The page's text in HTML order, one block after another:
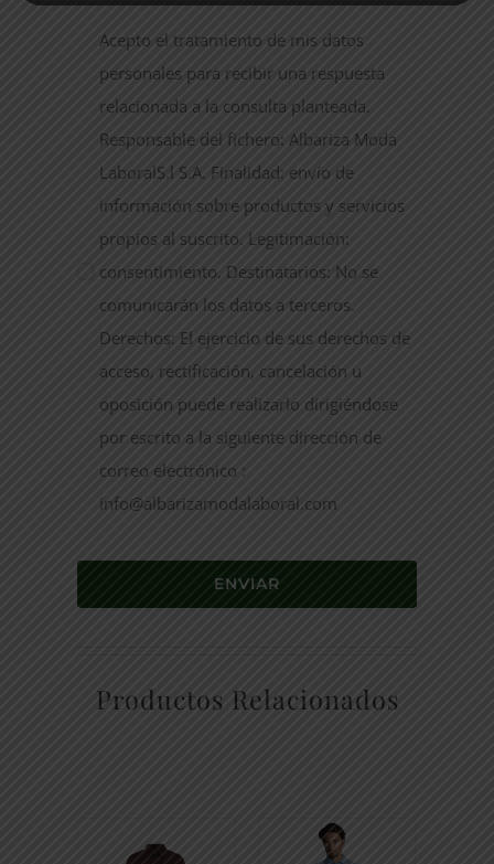
Acepto el tratamiento de mis datos
personales para recibir una respuesta
relacionada a la consulta planteada.
Responsable del fichero: Albariza Moda
LaboralS.l S.A. Finalidad: envío de
información sobre productos y servicios
propios al suscrito. Legitimación:
consentimiento. Destinatarios: No se
comunicarán los datos a terceros.
Derechos: El ejercicio de sus derechos de
acceso, rectificación, cancelación u
oposición puede realizarlo dirigiéndose
por escrito a la siguiente dirección de
correo electrónico :
info@albarizamodalaboral.com
ENVIAR
Productos Relacionados